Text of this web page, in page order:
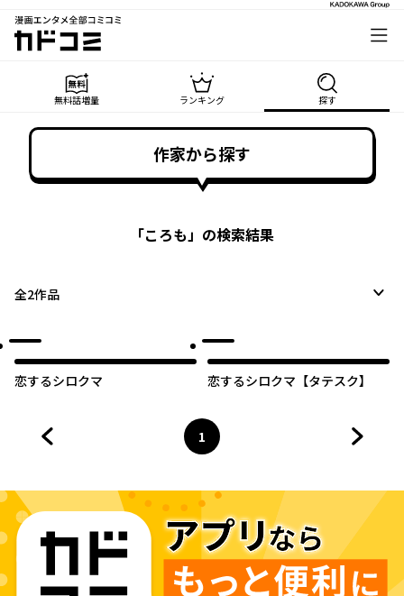
漫画エンタメ全部コミコミ
カドコミ
無料話増量 ランキング 探す
作家から探す
「ころも」の検索結果
全2作品
恋するシロクマ 恋するシロクマ【タテスク】
ページ
1
へ